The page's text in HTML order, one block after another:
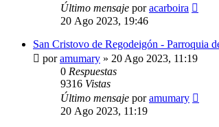
Último mensaje poracarboira
20 Ago 2023, 19:46
San Cristovo de Regodeigón - Parroquia
poramumary » 20 Ago 2023, 11:19
0 Respuestas
9316 Vistas
Último mensaje poramumary
20 Ago 2023, 11:19